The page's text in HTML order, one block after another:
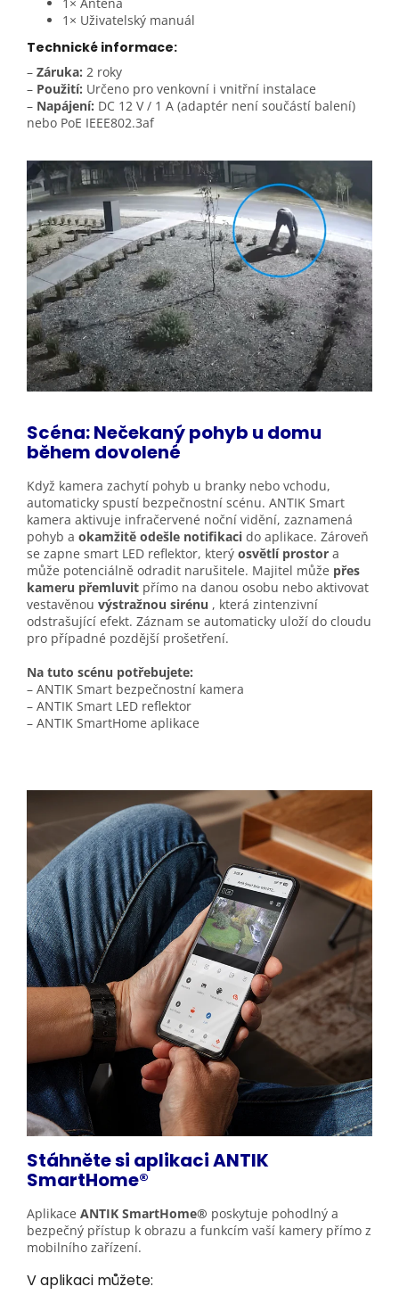
1× Uživatelský manuál
Technické informace:
– Záruka: 2 roky
– Použití: Určeno pro venkovní i vnitřní instalace
– Napájení: DC 12 V / 1 A (adaptér není součástí balení)
nebo PoE IEEE802.3af
Scéna: Nečekaný pohyb u domu
během dovolené
Když kamera zachytí pohyb u branky nebo vchodu,
automaticky spustí bezpečnostní scénu. ANTIK Smart
kamera aktivuje infračervené noční vidění, zaznamená
pohyb a okamžitě odešle notifikaci do aplikace. Zároveň
se zapne smart LED reflektor, který osvětlí prostor a
může potenciálně odradit narušitele. Majitel může přes
kameru přemluvit přímo na danou osobu nebo aktivovat
vestavěnou výstražnou sirénu , která zintenzivní
odstrašující efekt. Záznam se automaticky uloží do cloudu
pro případné pozdější prošetření.
Na tuto scénu potřebujete:
– ANTIK Smart bezpečnostní kamera
– ANTIK Smart LED reflektor
– ANTIK SmartHome aplikace
Stáhněte si aplikaci ANTIK
SmartHome®
Aplikace ANTIK SmartHome® poskytuje pohodlný a
bezpečný přístup k obrazu a funkcím vaší kamery přímo z
mobilního zařízení.
V aplikaci můžete: